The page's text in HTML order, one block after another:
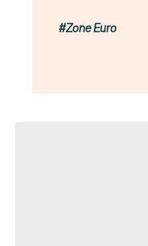
Zone Euro